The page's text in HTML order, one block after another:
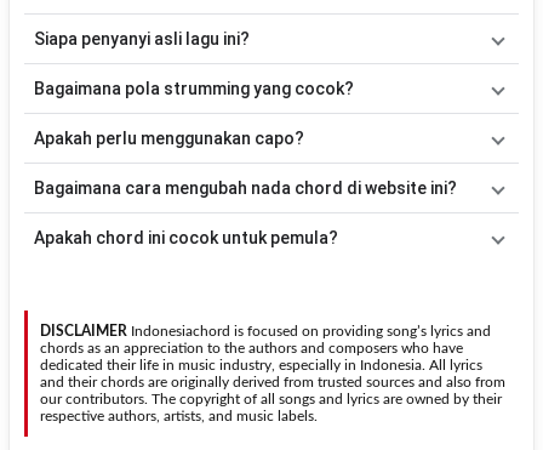
Versi chord ini telah disederhanakan sehingga lebih mudah
memainkan lagu ini.
Siapa penyanyi asli lagu ini?
Tetelepta. Pada halaman ini tersedia versi chord gitar yang lebih
Bagaimana pola strumming yang cocok?
acuan, kamu dapat menggunakan pola
laguPangku Mama.
Apakah perlu menggunakan capo?
kunci dasarG. Jika ingin mengikuti nada asli penyanyi, kamu dapat
kebutuhan.
Bagaimana cara mengubah nada chord di website ini?
Transpose (bawah)untuk menurunkan nada. Seluruh chord akan
Apakah chord ini cocok untuk pemula?
dipelajari oleh pemula tanpa menghilangkan struktur dasar lagu.
DISCLAIMER Indonesiachord is focused on providing song’s lyrics and
chords as an appreciation to the authors and composers who have
dedicated their life in music industry, especially in Indonesia. All lyrics
and their chords are originally derived from trusted sources and also from
our contributors. The copyright of all songs and lyrics are owned by their
respective authors, artists, and music labels.